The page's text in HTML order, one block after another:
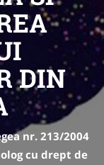
DIN
nr. 213/2004
cu drept de